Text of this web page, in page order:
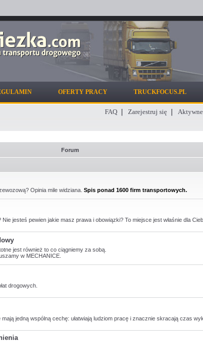
OFERTY PRACY TRUCKFOCUS.PL
FAQ Zarejestruj się
Forum
Opinia mile widziana. Spis ponad 1600 firm transportowych.
jesteś pewien jakie masz prawa i obowiązki? To miejsce jest właśnie dla
jest również to co ciągniemy za sobą.
w MECHANICE.
drogowych.
jedną wspólną cechę: ułatwiają ludziom pracę i znacznie skracają czas